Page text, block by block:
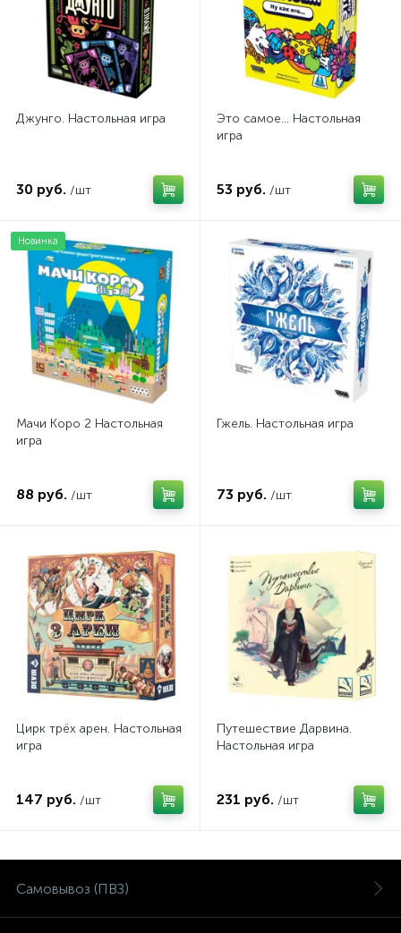
Джунго. Настольная игра
30 руб. /шт
Это самое... Настольная
игра
53 руб. /шт
Новинка
Мачи Коро 2 Настольная
игра
88 руб. /шт
Гжель. Настольная игра
73 руб. /шт
Цирк трёх арен. Настольная
игра
147 руб. /шт
Путешествие Дарвина.
Настольная игра
231 руб. /шт
Самовывоз (ПВЗ)